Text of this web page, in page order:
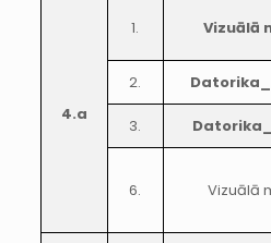
4.a
1. Vizuālā
2.
3.
6. Vizuālā